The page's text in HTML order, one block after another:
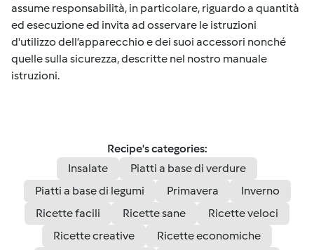
assume responsabilità, in particolare, riguardo a quantità
ed esecuzione ed invita ad osservare le istruzioni
d'utilizzo dell’apparecchio e dei suoi accessori nonché
quelle sulla sicurezza, descritte nel nostro manuale
istruzioni.
Recipe's categories:
Insalate
Piatti a base di verdure
Piatti a base di legumi
Primavera
Inverno
Ricette facili
Ricette sane
Ricette veloci
Ricette creative
Ricette economiche